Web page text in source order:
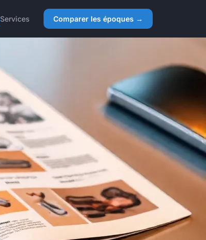
Services Comparer les époques →